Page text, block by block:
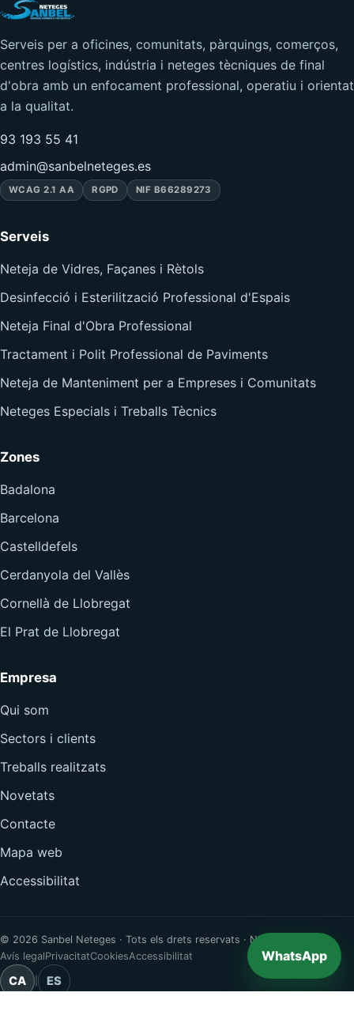
Serveis per a oficines, comunitats, pàrquings, comerços,
centres logístics, indústria i neteges tècniques de final
d'obra amb un enfocament professional, operatiu i orientat
a la qualitat.
93 193 55 41
admin@sanbelneteges.es
WCAG 2.1 AA RGPD NIF B66289273
Serveis
Neteja de Vidres, Façanes i Rètols
Desinfecció i Esterilització Professional d'Espais
Neteja Final d'Obra Professional
Tractament i Polit Professional de Paviments
Neteja de Manteniment per a Empreses i Comunitats
Neteges Especials i Treballs Tècnics
Zones
Badalona
Barcelona
Castelldefels
Cerdanyola del Vallès
Cornellà de Llobregat
El Prat de Llobregat
Empresa
Qui som
Sectors i clients
Treballs realitzats
Novetats
Contacte
Mapa web
Accessibilitat
© 2026 Sanbel Neteges · Tots els drets reservats · NIF B66289273
Avís legalPrivacitatCookiesAccessibilitat
CA ES
WhatsApp